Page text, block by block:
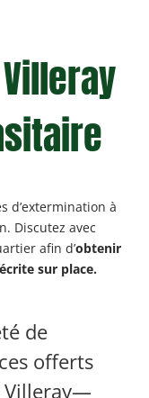
d’extermination à
Discutez avec
afin d’obtenir
sur place.
de
offerts
Villeray—